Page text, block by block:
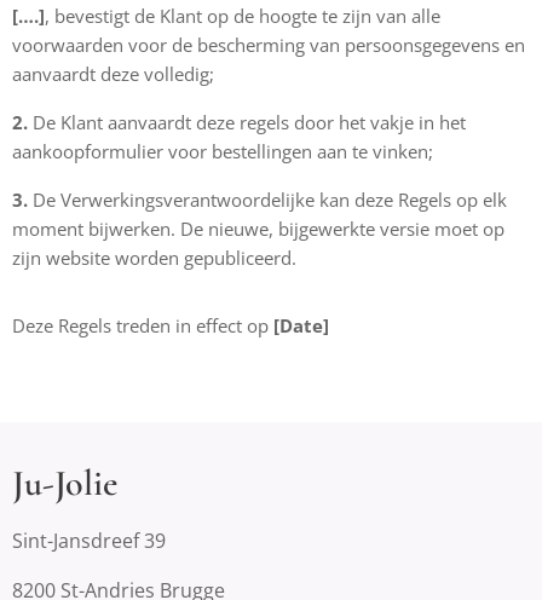
[….], bevestigt de Klant op de hoogte te zijn van alle
voorwaarden voor de bescherming van persoonsgegevens en
aanvaardt deze volledig;
2. De Klant aanvaardt deze regels door het vakje in het
aankoopformulier voor bestellingen aan te vinken;
3. De Verwerkingsverantwoordelijke kan deze Regels op elk
moment bijwerken. De nieuwe, bijgewerkte versie moet op
zijn website worden gepubliceerd.
Deze Regels treden in effect op [Date]
Ju-Jolie
Sint-Jansdreef 39
8200 St-Andries Brugge